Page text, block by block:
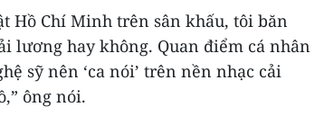
Hồ Chí Minh trên sân khấu, tôi băn
lương hay không. Quan điểm cá nhân
sỹ nên ‘ca nói’ trên nền nhạc cải
ông nói.